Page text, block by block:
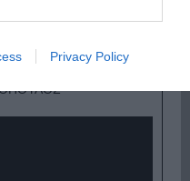
Privacy Policy